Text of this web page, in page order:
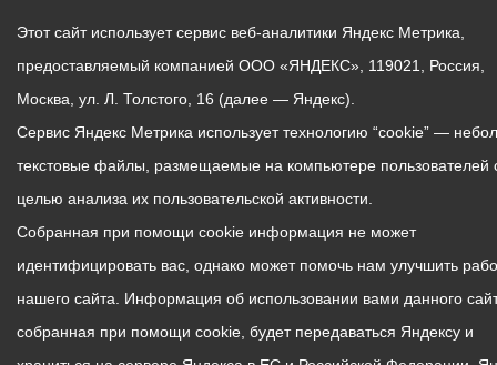
Этот сайт использует сервис веб-аналитики Яндекс Метрика,
предоставляемый компанией ООО «ЯНДЕКС», 119021, Россия,
Москва, ул. Л. Толстого, 16 (далее — Яндекс).
Сервис Яндекс Метрика использует технологию “cookie” —
текстовые файлы, размещаемые на компьютере пользователей
целью анализа их пользовательской активности.
Собранная при помощи cookie информация не может
идентифицировать вас, однако может помочь нам улучшить
нашего сайта. Информация об использовании вами данного
собранная при помощи cookie, будет передаваться Яндексу и